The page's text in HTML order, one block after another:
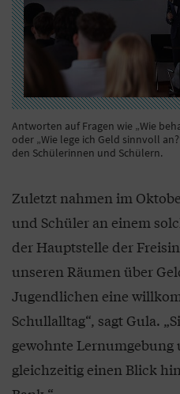
Antworten auf Fragen wie „Wie
oder „Wie lege ich Geld sinnvoll
den Schülerinnen und Schülern.
Zuletzt nahmen im
und Schüler an einem
der Hauptstelle der
unseren Räumen über
Jugendlichen eine
Schullalltag“, sagt Gula.
gewohnte
gleichzeitig einen Blick